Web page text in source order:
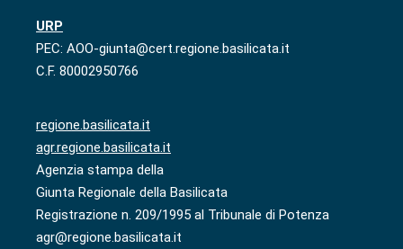
URP
PEC: AOO-giunta@cert.regione.basilicata.it
C.F. 80002950766
regione.basilicata.it
agr.regione.basilicata.it
Agenzia stampa della
Giunta Regionale della Basilicata
Registrazione n. 209/1995 al Tribunale di Potenza
agr@regione.basilicata.it